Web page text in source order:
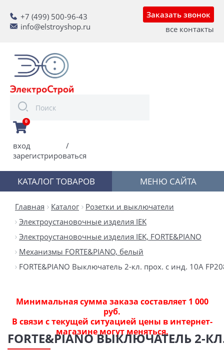
+7 (499) 500-96-43
info@elstroyshop.ru
Заказать звонок
все контакты
0
вход
/
зарегистрироваться
КАТАЛОГ ТОВАРОВ МЕНЮ САЙТА
Главная Каталог
Розетки и выключатели
Электроустановочные изделия IEK
Электроустановочные изделия IEK, FORTE&PIANO
Механизмы FORTE&PIANO, белый
FORTE&PIANO Выключатель 2-кл. прох. с инд. 10А
Минимальная сумма заказа составляет 1 000
руб.
В связи с текущей ситуацией цены в интернет-
магазине могут меняться.
FORTE&PIANO ВЫКЛЮЧАТЕЛЬ 2-